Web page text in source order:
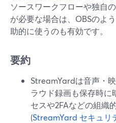
ソースワークフローや独自
が必要な場合は、OBSのよ
助的に使うのも有効です。
要約
StreamYardは音声・
ラウド録画も保存時に
セスや2FAなどの組織
(StreamYard セキュリ